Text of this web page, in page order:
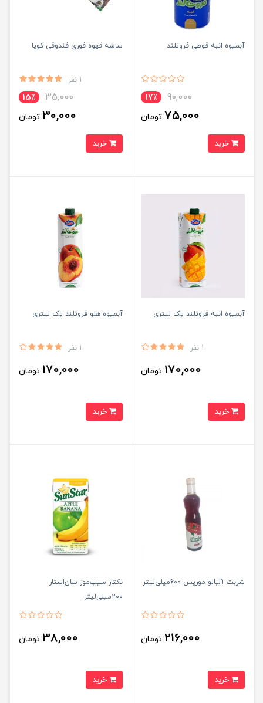
آبمیوه انبه قوطی فروتلند
90,000 17٪
75,000 تومان
ساشه قهوه فوری فندوقی کوپا
1 نفر
35,000 15٪
30,000 تومان
آبمیوه انبه فروتلند یک لیتری
1 نفر
170,000 تومان
آبمیوه هلو فروتلند یک لیتری
1 نفر
170,000 تومان
شربت آلبالو موریس ۶۰۰میلی‌لیتر
216,000 تومان
نکتار سیب‌موز سان‌استار
۲۰۰میلی‌لیتر
38,000 تومان